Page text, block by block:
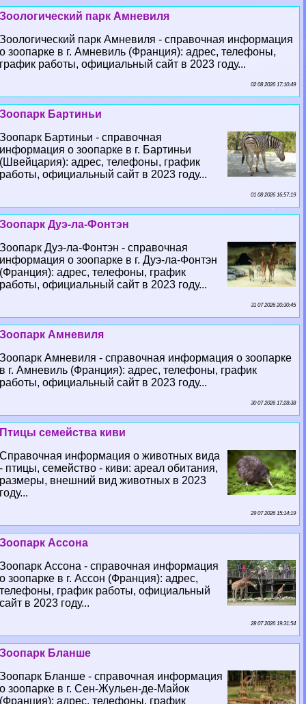
Зоологический парк Амневиля
Зоологический парк Амневиля - справочная информация
о зоопарке в г. Амневиль (Франция): адрес, телефоны,
график работы, официальный сайт в 2023 году...
02 08 2026 17:10:49
Зоопарк Бартиньи
Зоопарк Бартиньи - справочная
информация о зоопарке в г. Бартиньи
(Швейцария): адрес, телефоны, график
работы, официальный сайт в 2023 году...
01 08 2026 16:57:19
Зоопарк Дуэ-ла-Фонтэн
Зоопарк Дуэ-ла-Фонтэн - справочная
информация о зоопарке в г. Дуэ-ла-Фонтэн
(Франция): адрес, телефоны, график
работы, официальный сайт в 2023 году...
31 07 2026 20:30:45
Зоопарк Амневиля
Зоопарк Амневиля - справочная информация о зоопарке
в г. Амневиль (Франция): адрес, телефоны, график
работы, официальный сайт в 2023 году...
30 07 2026 17:28:38
Птицы семейства киви
Справочная информация о животных вида
- птицы, семейство - киви: ареал обитания,
размеры, внешний вид животных в 2023
году...
29 07 2026 15:14:19
Зоопарк Ассона
Зоопарк Ассона - справочная информация
о зоопарке в г. Ассон (Франция): адрес,
телефоны, график работы, официальный
сайт в 2023 году...
28 07 2026 19:31:54
Зоопарк Бланше
Зоопарк Бланше - справочная информация
о зоопарке в г. Сен-Жульен-де-Майок
(Франция): адрес, телефоны, график